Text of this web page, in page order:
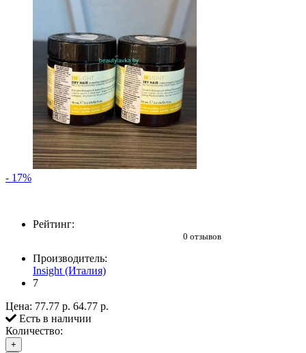
- 17%
Рейтинг:
0 отзывов
Производитель:
Insight (Италия)
7
Цена: 77.77 р. 64.77 р.
Есть в наличии
Количество:
+